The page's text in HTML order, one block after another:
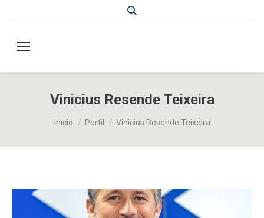
Search:
Vinicius Resende Teixeira
Início Perfil Vinicius Resende Teixeira